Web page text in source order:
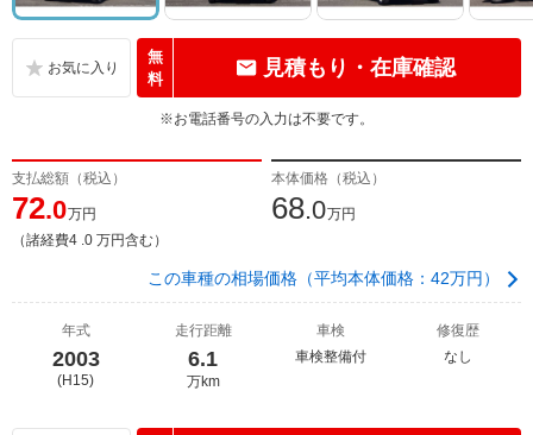
無
料
見積もり・在庫確認
※お電話番号の入力は不要です。
支払総額（税込）
72.0万円
（諸経費4 .0 万円含む）
本体価格（税込）
68.0万円
この車種の相場価格（平均本体価格：42万円）
年式
2003
(H15)
走行距離
6.1
万km
車検
車検整備付
修復歴
なし